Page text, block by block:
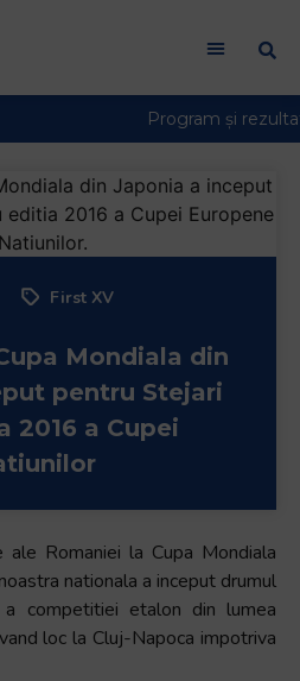
First XV
Mondiala din
pentru Stejari
2016 a Cupei
ale Romaniei la Cupa Mondiala
nationala a inceput drumul
competitiei etalon din lumea
loc la Cluj-Napoca impotriva